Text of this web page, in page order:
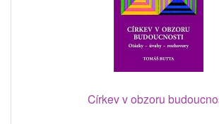
Církev v obzoru